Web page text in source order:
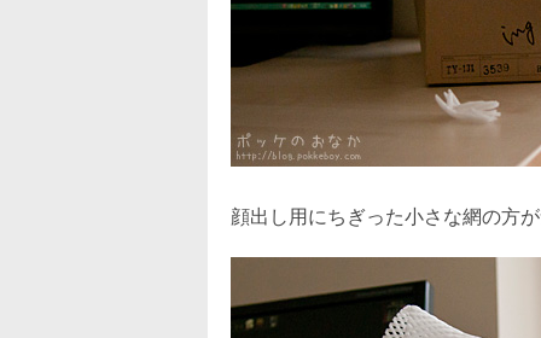
顔出し用にちぎった小さな網の方